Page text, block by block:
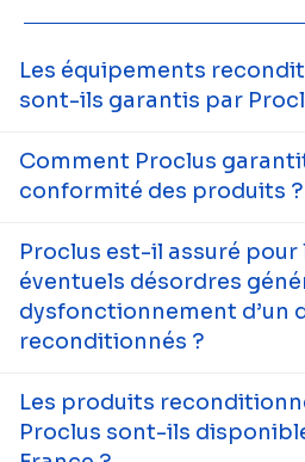
Les équipements
sont-ils garantis par
Comment Proclus
conformité des produits ?
Proclus est-il assuré pour
éventuels désordres
dysfonctionnement d’un
reconditionnés ?
Les produits
Proclus sont-ils